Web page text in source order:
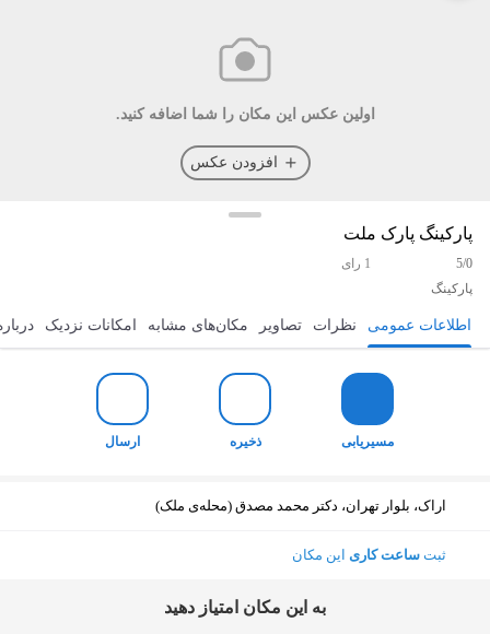
اولین عکس این مکان را شما اضافه کنید.
افزودن عکس
پارکینگ پارک ملت
5/0
1 رای
پارکینگ
مسیریابی ذخیره ارسال اطلاعات عمومی نظرات تصاویر مکان‌های مشابه امکانات نزدیک
مسیریابی ذخیره ارسال
اراک، بلوار تهران، دکتر محمد مصدق (محله‌ی ملک)
ثبت ساعت کاری این مکان
ﺑﻪ اﯾﻦ ﻣﮑﺎن اﻣﺘﯿﺎز دﻫﯿﺪ